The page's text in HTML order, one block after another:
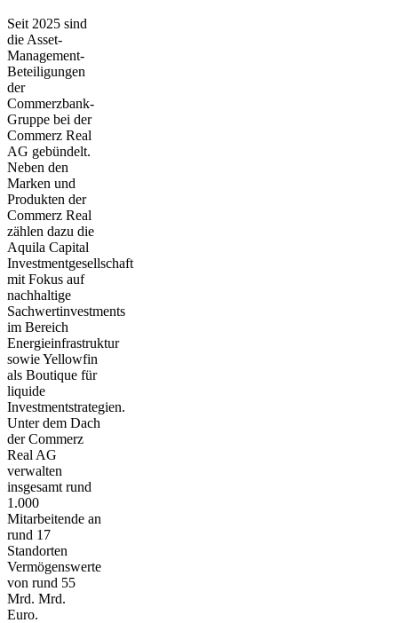
Seit 2025 sind
die Asset-
Management-
Beteiligungen
der
Commerzbank-
Gruppe bei der
Commerz Real
AG gebündelt.
Neben den
Marken und
Produkten der
Commerz Real
zählen dazu die
Aquila Capital
Investmentgesellschaft
mit Fokus auf
nachhaltige
Sachwertinvestments
im Bereich
Energieinfrastruktur
sowie Yellowfin
als Boutique für
liquide
Investmentstrategien.
Unter dem Dach
der Commerz
Real AG
verwalten
insgesamt rund
1.000
Mitarbeitende an
rund 17
Standorten
Vermögenswerte
von rund 55
Mrd. Mrd.
Euro.